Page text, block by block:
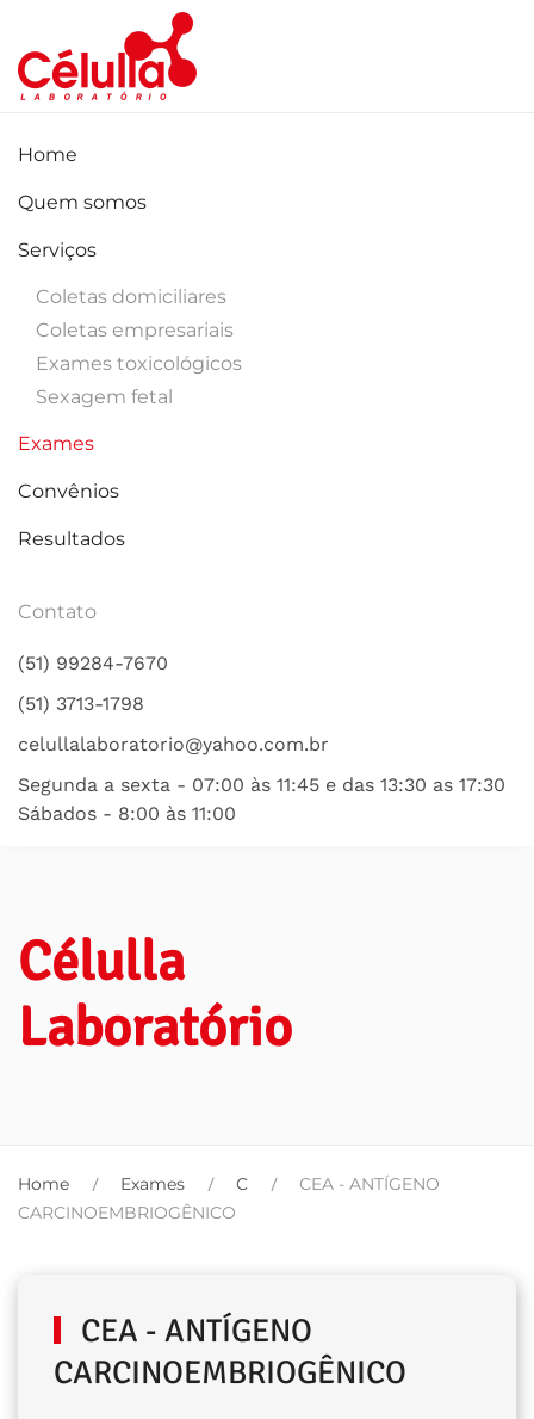
Skip to main content
Home
Quem somos
Serviços
Coletas domiciliares
Coletas empresariais
Exames toxicológicos
Sexagem fetal
Exames
Convênios
Resultados
Contato
(51) 99284-7670
(51) 3713-1798
celullalaboratorio@yahoo.com.br
Segunda a sexta - 07:00 às 11:45 e das 13:30 as 17:30
Sábados - 8:00 às 11:00
Célulla
Laboratório
Home Exames C
CEA - ANTÍGENO
CARCINOEMBRIOGÊNICO
CEA - ANTÍGENO
CARCINOEMBRIOGÊNICO